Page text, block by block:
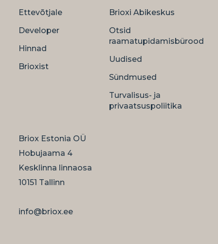
Ettevõtjale
Developer
Hinnad
Brioxist
Brioxi Abikeskus
Otsid
raamatupidamisbürood
Uudised
Sündmused
Turvalisus- ja
privaatsuspoliitika
Briox Estonia OÜ
Hobujaama 4
Kesklinna linnaosa
10151 Tallinn
info@briox.ee